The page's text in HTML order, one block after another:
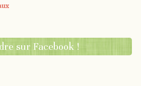
sur Facebook !